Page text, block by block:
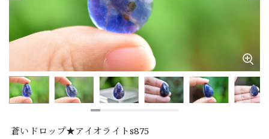
蒼いドロップ★アイオライトs875